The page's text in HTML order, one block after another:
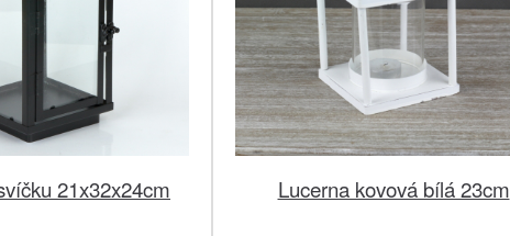
21x32x24cm Lucerna kovová bílá 23cm